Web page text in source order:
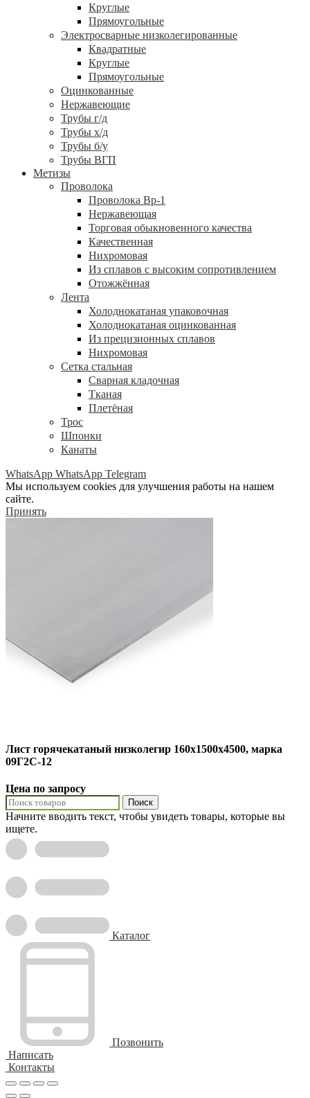
Круглые
Прямоугольные
Электросварные низколегированные
Квадратные
Круглые
Прямоугольные
Оцинкованные
Нержавеющие
Трубы г/д
Трубы х/д
Трубы б/у
Трубы ВГП
Метизы
Проволока
Проволока Вр-1
Нержавеющая
Торговая обыкновенного качества
Качественная
Нихромовая
Из сплавов с высоким сопротивлением
Отожжённая
Лента
Холоднокатаная упаковочная
Холоднокатаная оцинкованная
Из прецизионных сплавов
Нихромовая
Сетка стальная
Сварная кладочная
Тканая
Плетёная
Трос
Шпонки
Канаты
WhatsApp WhatsApp Telegram
Мы используем cookies для улучшения работы на нашем
сайте.
Принять
Лист горячекатаный низколегир 160х1500х4500, марка
09Г2С-12
Цена по запросу
Поиск
Начните вводить текст, чтобы увидеть товары, которые вы
ищете.
Каталог
Позвонить
Написать
Контакты